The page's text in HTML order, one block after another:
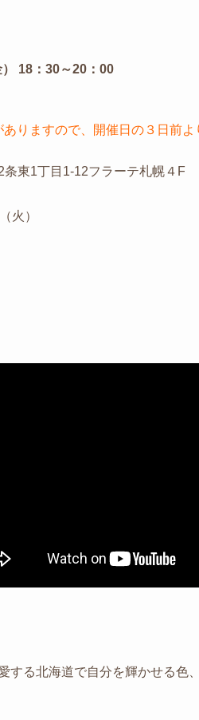
18：30～20：00
りますので、開催日の３日前
東1丁目1-12フラーテ札幌４F
火）
する北海道で自分を輝かせる色